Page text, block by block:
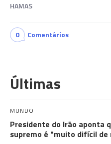
HAMAS
0 Comentários
Últimas
MUNDO
Presidente do Irão aponta
supremo é "muito difícil